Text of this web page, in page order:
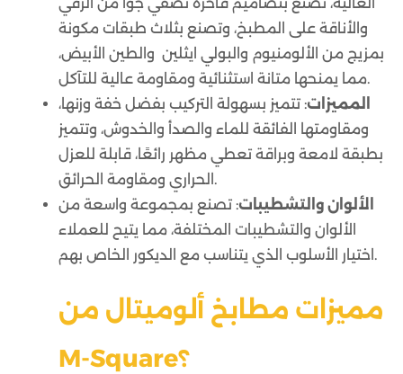
والأناقة على المطبخ، وتصنع بثلاث طبقات مكونة
بمزيج من الألومنيوم والبولي ايثلين والطين الأبيض،
مما يمنحها متانة استثنائية ومقاومة عالية للتآكل.
المميزات: تتميز بسهولة التركيب بفضل خفة وزنها،
ومقاومتها الفائقة للماء والصدأ والخدوش، وتتميز
بطبقة لامعة وبراقة تعطي مظهر رائعًا، قابلة للعزل
الحراري ومقاومة الحرائق.
الألوان والتشطيبات: تصنع بمجموعة واسعة من
الألوان والتشطيبات المختلفة، مما يتيح للعملاء
اختيار الأسلوب الذي يتناسب مع الديكور الخاص بهم.
مميزات مطابخ ألوميتال من
M-Square؟